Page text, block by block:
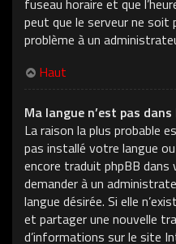
fuseau horaire et que
peut que le serveur ne soit
problème à un
Haut
Ma langue n’est pas
La raison la plus probable
pas installé votre langue
encore traduit phpBB dans
demander à un
langue désirée. Si elle
et partager une nouvelle
d’informations sur le site